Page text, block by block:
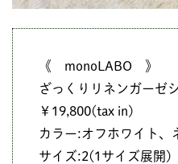
《 monoLABO 》
ざっくりリネンガーゼ
￥19,800(tax in)
カラー:オフホワイト、
サイズ:2(1サイズ展開)